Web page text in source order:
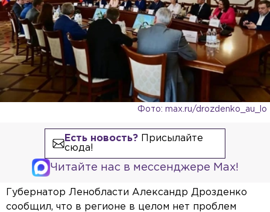
Фото: max.ru/drozdenko_au_lo
Есть новость?Присылайте
сюда!
Читайте нас в мессенджере Max!
Губернатор Ленобласти Александр Дрозденко
сообщил, что в регионе в целом нет проблем